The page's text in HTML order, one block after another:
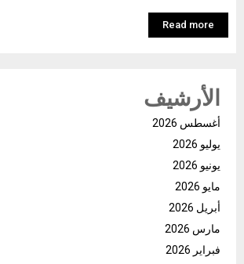
Read more
الأرشيف
أغسطس 2026
يوليو 2026
يونيو 2026
مايو 2026
أبريل 2026
مارس 2026
فبراير 2026